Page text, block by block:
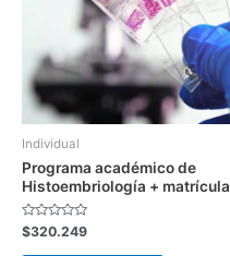
Individual
Programa académico de
Histoembriología + matrícula
Valorado
con
0
$320.249